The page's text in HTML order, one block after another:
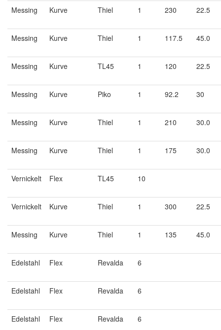
Messing Kurve Thiel 1 230 22.5
Messing Kurve Thiel 1 117.5 45.0
Messing Kurve TL45 1 120 22.5
Messing Kurve Piko 1 92.2 30
Messing Kurve Thiel 1 210 30.0
Messing Kurve Thiel 1 175 30.0
Vernickelt Flex TL45 10
Vernickelt Kurve Thiel 1 300 22.5
Messing Kurve Thiel 1 135 45.0
Edelstahl Flex Revalda 6
Edelstahl Flex Revalda 6
Edelstahl Flex Revalda 6